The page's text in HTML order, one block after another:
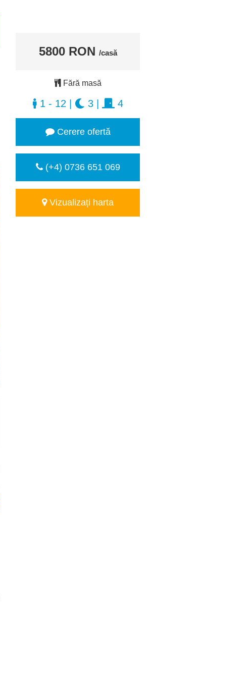
5800 RON /casă
Fără masă
1 - 12 3| 4
Cerere ofertă
(+4) 0736 651 069
Vizualizați harta